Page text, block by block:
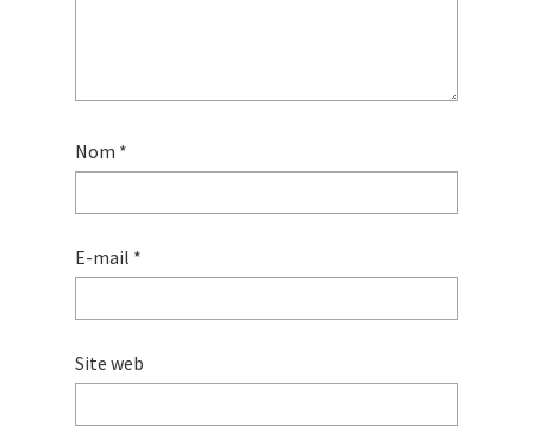
Nom *
E-mail *
Site web